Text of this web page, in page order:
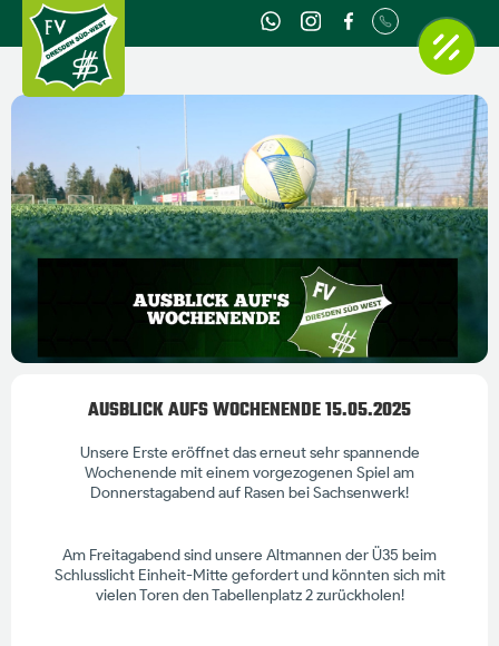
AUSBLICK AUFS WOCHENENDE 15.05.2025
Unsere Erste eröffnet das erneut sehr spannende
Wochenende mit einem vorgezogenen Spiel am
Donnerstagabend auf Rasen bei Sachsenwerk!
Am Freitagabend sind unsere Altmannen der Ü35 beim
Schlusslicht Einheit-Mitte gefordert und könnten sich mit
vielen Toren den Tabellenplatz 2 zurückholen!